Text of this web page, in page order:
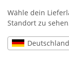
Wähle dein
Standort zu
Deutschland